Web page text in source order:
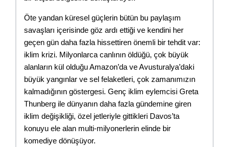
Öte yandan küresel güçlerin bütün bu paylaşım
savaşları içerisinde göz ardı ettiği ve kendini her
geçen gün daha fazla hissettiren önemli bir tehdit var:
iklim krizi. Milyonlarca canlının öldüğü, çok büyük
alanların kül olduğu Amazon’da ve Avusturalya’daki
büyük yangınlar ve sel felaketleri, çok zamanımızın
kalmadığının göstergesi. Genç iklim eylemcisi Greta
Thunberg ile dünyanın daha fazla gündemine giren
iklim değişikliği, özel jetleriyle gittikleri Davos’ta
konuyu ele alan multi-milyonerlerin elinde bir
komediye dönüşüyor.